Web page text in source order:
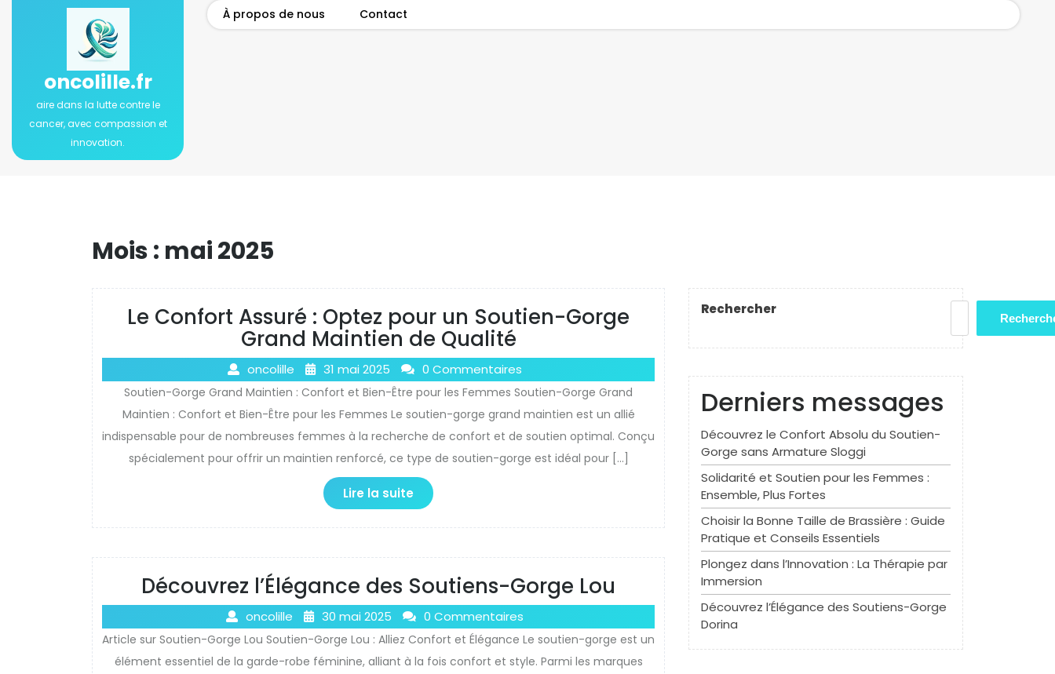
oncolille.fr
aire dans la lutte contre le
cancer, avec compassion et
innovation.
À propos de nous Contact
Mois : mai 2025
Le Confort Assuré : Optez pour un Soutien-Gorge
Grand Maintien de Qualité
oncolille 31 mai 2025 0 Commentaires
Soutien-Gorge Grand Maintien : Confort et Bien-Être pour les Femmes Soutien-Gorge Grand
Maintien : Confort et Bien-Être pour les Femmes Le soutien-gorge grand maintien est un allié
indispensable pour de nombreuses femmes à la recherche de confort et de soutien optimal. Conçu
spécialement pour offrir un maintien renforcé, ce type de soutien-gorge est idéal pour […]
Lire la suite
Découvrez l’Élégance des Soutiens-Gorge Lou
oncolille 30 mai 2025 0 Commentaires
Article sur Soutien-Gorge Lou Soutien-Gorge Lou : Alliez Confort et Élégance Le soutien-gorge est un
élément essentiel de la garde-robe féminine, alliant à la fois confort et style. Parmi les marques
Rechercher
Derniers messages
Découvrez le Confort Absolu du Soutien-
Gorge sans Armature Sloggi
Solidarité et Soutien pour les Femmes :
Ensemble, Plus Fortes
Choisir la Bonne Taille de Brassière : Guide
Pratique et Conseils Essentiels
Plongez dans l’Innovation : La Thérapie par
Immersion
Découvrez l’Élégance des Soutiens-Gorge
Dorina